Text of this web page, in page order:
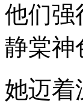
他们强
静棠神
她迈着